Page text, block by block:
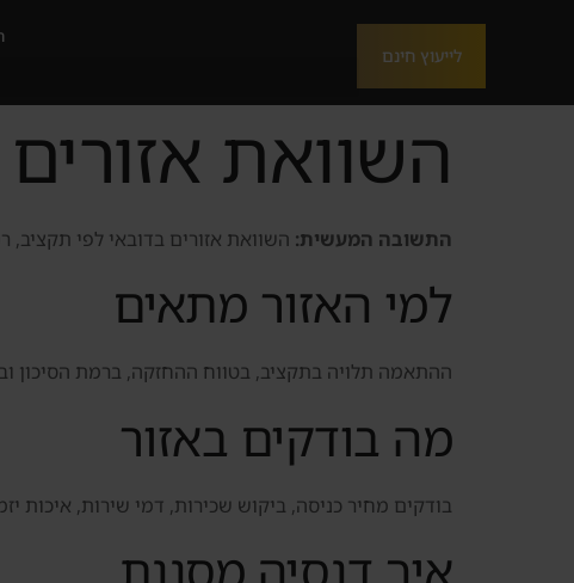
לייעוץ חינם
השוואת
התשובה המעשית: השוואת אזורים בדובאי לפי תקציב,
למי האזור מתאים
ההתאמה תלויה בתקציב, בטווח ההחזקה, ברמת הסיכון
מה בודקים באזור
בודקים מחיר כניסה, ביקוש שכירות, דמי שירות, איכות